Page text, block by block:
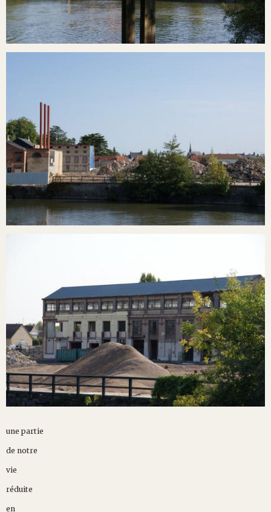
une partie
de notre
vie
réduite
en